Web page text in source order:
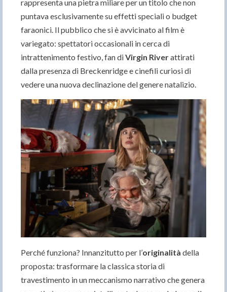
rappresenta una pietra miliare per un titolo che non
puntava esclusivamente su effetti speciali o budget
faraonici. Il pubblico che si è avvicinato al film è
variegato: spettatori occasionali in cerca di
intrattenimento festivo, fan diVirgin Riverattirati
dalla presenza di Breckenridge e cinefili curiosi di
vedere una nuova declinazione del genere natalizio.
Perché funziona? Innanzitutto per l’originalità della
proposta: trasformare la classica storia di
travestimento in un meccanismo narrativo che genera